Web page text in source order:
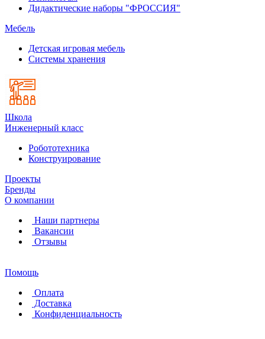
Дидактические наборы "ФРОССИЯ"
Мебель
Детская игровая мебель
Системы хранения
Школа
Инженерный класс
Робототехника
Конструирование
Проекты
Бренды
О компании
Наши партнеры
Вакансии
Отзывы
Помощь
Оплата
Доставка
Конфиденциальность